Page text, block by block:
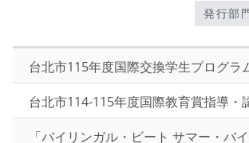
キ
ワ
ド
発行部
台北市115年度国際交換学生プログラ
台北市114-115年度国際教育賞指導・
「バイリンガル・ビート サマー・バ